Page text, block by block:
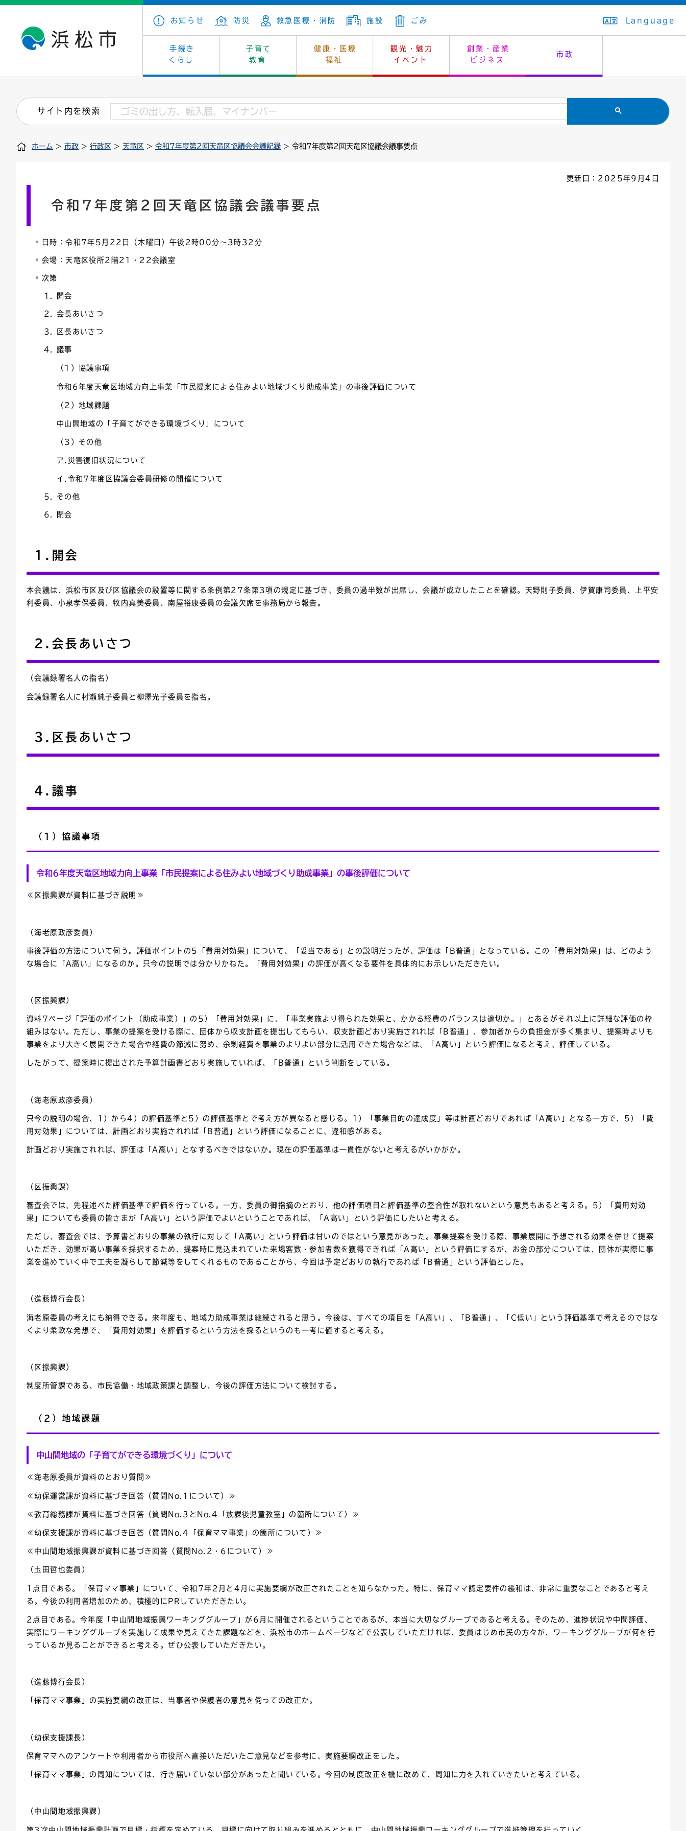
お知らせ 防災 救急医療・消防 施設 ごみ Language
手続き
くらし
子育て
教育
健康・医療
福祉
観光・魅力
イベント
創業・産業
ビジネス
市政
戸籍・住民の手続き 保険・年金 上下水道 生活排水
住まい・建築 墓地・斎場 消費生活 市民安全
税金 法人税 環境
連絡ごみ
子育て・青少年・若者 教育 生涯学習 教育委員会
看護専門学校 学級閉鎖 幼稚園一覧 入学式・卒業式
小学校一覧 中学校一覧
健康・医療 福祉 休日当番医 救急・夜間診療
介護保険 保健所 感染症
文化・芸術 文化財 レジャー・スポーツ 施設予約（まつぼっくり）
浜松・浜名湖だいすきネット はじめよう、ハマライフ はたちの集い
産業振興 カーボンニュートラル 土地 指定管理者制度
発注情報(入札・契約) 福祉・介護 環境対策 公共事業の技術監理
募集 雇用・就労 企業立地
市の概要 庁舎案内 市長の部屋 議会
外郭団体 統計 選挙 オープンデータ
職員採用 市有財産 例規・公示
ユニバーサルデザイン
サイト内を検索
ホーム > 市政 > 行政区 > 天竜区 > 令和7年度第2回天竜区協議会会議記録 > 令和7年度第2回天竜区協議会議事要点
更新日：2025年9月4日
令和7年度第2回天竜区協議会議事要点
日時：令和7年5月22日（木曜日）午後2時00分～3時32分
会場：天竜区役所2階21・22会議室
次第
開会
会長あいさつ
区長あいさつ
議事
（1）協議事項
令和6年度天竜区地域力向上事業「市民提案による住みよい地域づくり助成事業」の事後評価について
（2）地域課題
中山間地域の「子育てができる環境づくり」について
（3）その他
ア.災害復旧状況について
イ.令和7年度区協議会委員研修の開催について
その他
閉会
1.開会
本会議は、浜松市区及び区協議会の設置等に関する条例第27条第3項の規定に基づき、委員の過半数が出席し、会議が成立したことを確認。天野則子委員、伊賀康司委員、上平安
利委員、小泉孝保委員、牧内真美委員、南屋裕康委員の会議欠席を事務局から報告。
2.会長あいさつ
（会議録署名人の指名）
会議録署名人に村瀬純子委員と柳澤光子委員を指名。
3.区長あいさつ
4.議事
（1）協議事項
令和6年度天竜区地域力向上事業「市民提案による住みよい地域づくり助成事業」の事後評価について
≪区振興課が資料に基づき説明≫
（海老原政彦委員）
事後評価の方法について伺う。評価ポイントの5「費用対効果」について、「妥当である」との説明だったが、評価は「B普通」となっている。この「費用対効果」は、どのよう
な場合に「A高い」になるのか。只今の説明では分かりかねた。「費用対効果」の評価が高くなる要件を具体的にお示しいただきたい。
（区振興課）
資料7ページ「評価のポイント（助成事業）」の5）「費用対効果」に、「事業実施より得られた効果と、かかる経費のバランスは適切か。」とあるがそれ以上に詳細な評価の枠
組みはない。ただし、事業の提案を受ける際に、団体から収支計画を提出してもらい、収支計画どおり実施されれば「B普通」、参加者からの負担金が多く集まり、提案時よりも
事業をより大きく展開できた場合や経費の節減に努め、余剰経費を事業のよりよい部分に活用できた場合などは、「A高い」という評価になると考え、評価している。
したがって、提案時に提出された予算計画書どおり実施していれば、「B普通」という判断をしている。
（海老原政彦委員）
只今の説明の場合、1）から4）の評価基準と5）の評価基準とで考え方が異なると感じる。1）「事業目的の達成度」等は計画どおりであれば「A高い」となる一方で、5）「費
用対効果」については、計画どおり実施されれば「B普通」という評価になることに、違和感がある。
計画どおり実施されれば、評価は「A高い」となするべきではないか。現在の評価基準は一貫性がないと考えるがいかがか。
（区振興課）
審査会では、先程述べた評価基準で評価を行っている。一方、委員の御指摘のとおり、他の評価項目と評価基準の整合性が取れないという意見もあると考える。5）「費用対効
果」についても委員の皆さまが「A高い」という評価でよいということであれば、「A高い」という評価にしたいと考える。
ただし、審査会では、予算書どおりの事業の執行に対して「A高い」という評価は甘いのではという意見があった。事業提案を受ける際、事業展開に予想される効果を併せて提案
いただき、効果が高い事業を採択するため、提案時に見込まれていた来場客数・参加者数を獲得できれば「A高い」という評価にするが、お金の部分については、団体が実際に事
業を進めていく中で工夫を凝らして節減等をしてくれるものであることから、今回は予定どおりの執行であれば「B普通」という評価とした。
（進藤博行会長）
海老原委員の考えにも納得できる。来年度も、地域力助成事業は継続されると思う。今後は、すべての項目を「A高い」、「B普通」、「C低い」という評価基準で考えるのではな
くより柔軟な発想で、「費用対効果」を評価するという方法を採るというのも一考に値すると考える。
（区振興課）
制度所管課である、市民協働・地域政策課と調整し、今後の評価方法について検討する。
（2）地域課題
中山間地域の「子育てができる環境づくり」について
≪海老原委員が資料のとおり質問≫
≪幼保運営課が資料に基づき回答（質問No.1について）≫
≪教育総務課が資料に基づき回答（質問No.3とNo.4「放課後児童教室」の箇所について）≫
≪幼保支援課が資料に基づき回答（質問No.4「保育ママ事業」の箇所について）≫
≪中山間地域振興課が資料に基づき回答（質問No.2・6について）≫
（圡田哲也委員）
1点目である。「保育ママ事業」について、令和7年2月と4月に実施要綱が改正されたことを知らなかった。特に、保育ママ認定要件の緩和は、非常に重要なことであると考え
る。今後の利用者増加のため、積極的にPRしていただきたい。
2点目である。今年度「中山間地域振興ワーキンググループ」が6月に開催されるということであるが、本当に大切なグループであると考える。そのため、進捗状況や中間評価、
実際にワーキンググループを実施して成果や見えてきた課題などを、浜松市のホームページなどで公表していただければ、委員はじめ市民の方々が、ワーキンググループが何を行
っているか見ることができると考える。ぜひ公表していただきたい。
（進藤博行会長）
「保育ママ事業」の実施要綱の改正は、当事者や保護者の意見を伺っての改正か。
（幼保支援課長）
保育ママへのアンケートや利用者から市役所へ直接いただいたご意見などを参考に、実施要綱改正をした。
「保育ママ事業」の周知については、行き届いていない部分があったと聞いている。今回の制度改正を機に改めて、周知に力を入れていきたいと考えている。
（中山間地域振興課）